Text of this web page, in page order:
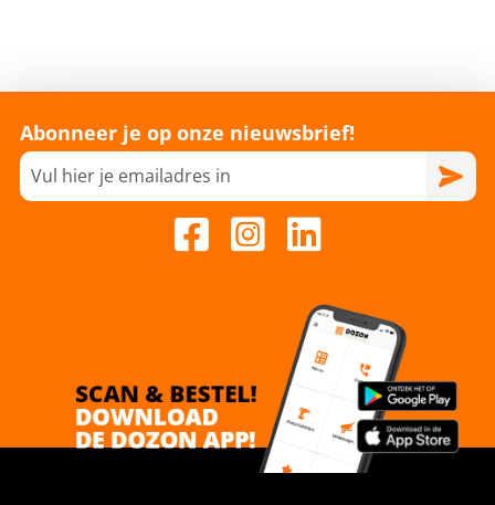
Abonneer je op onze nieuwsbrief!